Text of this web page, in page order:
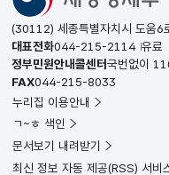
(30112) 세종특별자치시 도움6
대표전화044-215-2114 유료
정부민원안내콜센터국번없이
FAX044-215-8033
누리집 이용안내
ㄱ~ㅎ 색인
문서보기 내려받기
최신 정보 자동 제공(RSS) 서비